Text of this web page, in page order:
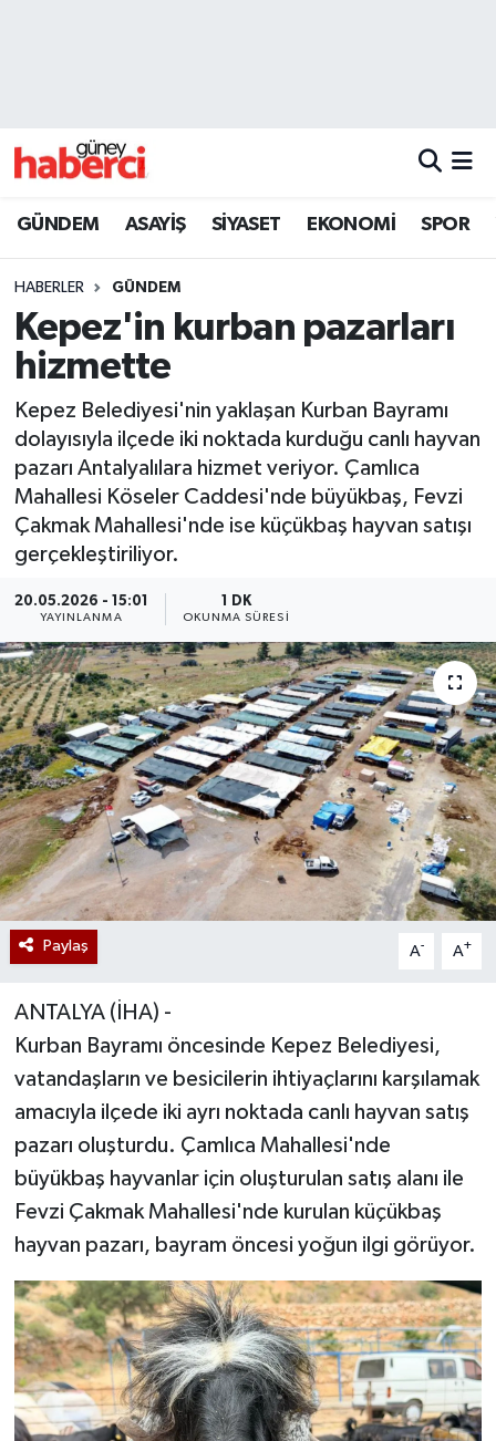
GÜNDEM ASAYİŞ SİYASET EKONOMİ SPOR
HABERLER GÜNDEM
Kepez'in kurban pazarları
hizmette
Kepez Belediyesi'nin yaklaşan Kurban Bayramı
dolayısıyla ilçede iki noktada kurduğu canlı hayvan
pazarı Antalyalılara hizmet veriyor. Çamlıca
Mahallesi Köseler Caddesi'nde büyükbaş, Fevzi
Çakmak Mahallesi'nde ise küçükbaş hayvan satışı
gerçekleştiriliyor.
20.05.2026 - 15:01
YAYINLANMA
1 DK
OKUNMA SÜRESI
Paylaş A- A+
ANTALYA (İHA) -
Kurban Bayramı öncesinde Kepez Belediyesi,
vatandaşların ve besicilerin ihtiyaçlarını karşılamak
amacıyla ilçede iki ayrı noktada canlı hayvan satış
pazarı oluşturdu. Çamlıca Mahallesi'nde
büyükbaş hayvanlar için oluşturulan satış alanı ile
Fevzi Çakmak Mahallesi'nde kurulan küçükbaş
hayvan pazarı, bayram öncesi yoğun ilgi görüyor.
Beyoğlu Trafik Yoğunluk Haritası
Son Dakika Haberleri
Haber Arşivi